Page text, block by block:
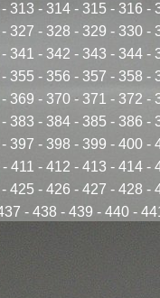
- 313- 314- 315- 316 -
- 327 - 328 - 329 - 330 -
- 341 - 342 - 343 - 344 -
- 355 - 356 - 357 - 358 -
- 369 - 370 - 371 - 372 -
- 383 - 384 - 385 - 386 -
- 397 - 398 - 399 - 400 -
411 - 412 - 413 - 414-
- 425 - 426 - 427 - 428 -
- 438 - 439 - 440-